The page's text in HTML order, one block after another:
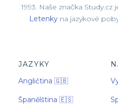
1993. Naše značka Study.cz
Letenkyna jazykové
JAZYKY
Angličtina 🇬🇧
Španělština 🇪🇸